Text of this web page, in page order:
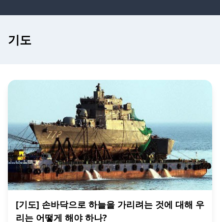
기도
[기도] 손바닥으로 하늘을 가리려는 것에 대해 우
리는 어떻게 해야 하나?